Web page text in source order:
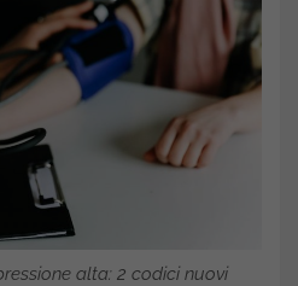
alta: 2 codici nuovi